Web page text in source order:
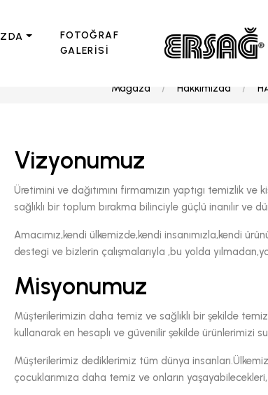
FOTOĞRAF
GALERİSİ
Mağaza Hakkımızda
Vizyonumuz
Üretimini ve dağıtımını firmamızın yaptıgı temizlik
sağlıklı bir toplum bırakma bilinciyle güçlü inanılır ve
Amacımız,kendi ülkemizde,kendi insanımızla,kendi
destegi ve bizlerin çalışmalarıyla ,bu yolda
Misyonumuz
Müşterilerimizin daha temiz ve sağlıklı bir şekilde
kullanarak en hesaplı ve güvenilir şekilde ürünlerimizi
Müşterilerimiz dediklerimiz tüm dünya
çocuklarımıza daha temiz ve onların